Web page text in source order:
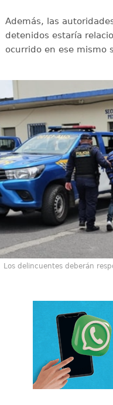
Además, las
detenidos estaría
ocurrido en ese mismo
Los delincuentes deberán